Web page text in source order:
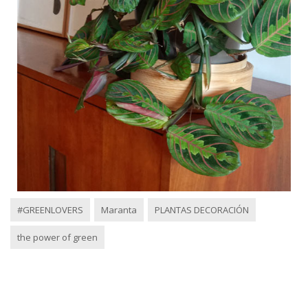
#GREENLOVERS Maranta PLANTAS DECORACIÓN
the power of green